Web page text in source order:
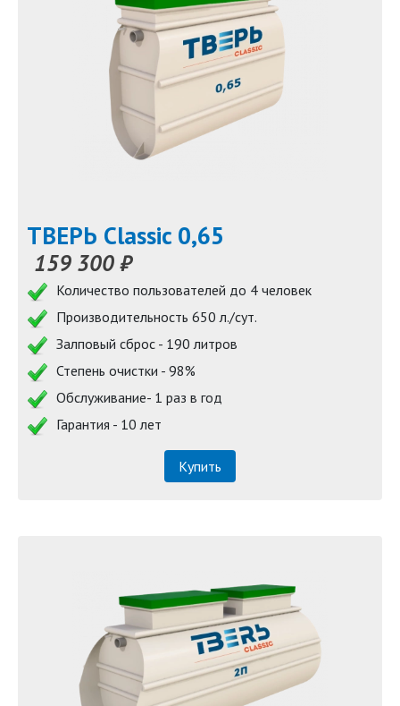
ТВЕРЬ Classic 0,65
159 300 ₽
Количество пользователей до 4 человек
Производительность 650 л./сут.
Залповый сброс - 190 литров
Степень очистки - 98%
Обслуживание- 1 раз в год
Гарантия - 10 лет
Купить